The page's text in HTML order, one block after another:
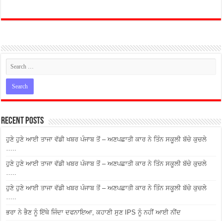
Recent Posts
ਹੁਣੇ ਹੁਣੇ ਆਈ ਤਾਜਾ ਵੱਡੀ ਖਬਰ ਪੰਜਾਬ ਤੋਂ – ਅਣਪਛਾਤੀ ਕਾਰ ਨੇ ਤਿੰਨ ਸਕੂਲੀ ਬੱਚੇ ਕੁਚਲੇ
ਹੁਣੇ ਹੁਣੇ ਆਈ ਤਾਜਾ ਵੱਡੀ ਖਬਰ ਪੰਜਾਬ ਤੋਂ – ਅਣਪਛਾਤੀ ਕਾਰ ਨੇ ਤਿੰਨ ਸਕੂਲੀ ਬੱਚੇ ਕੁਚਲੇ
ਹੁਣੇ ਹੁਣੇ ਆਈ ਤਾਜਾ ਵੱਡੀ ਖਬਰ ਪੰਜਾਬ ਤੋਂ – ਅਣਪਛਾਤੀ ਕਾਰ ਨੇ ਤਿੰਨ ਸਕੂਲੀ ਬੱਚੇ ਕੁਚਲੇ
ਭਰਾ ਨੇ ਭੈਣ ਨੂੰ ਇੱਥੇ ਜਿੰਦਾ ਦਫਨਾਇਆ, ਕਹਾਣੀ ਸੁਣ IPS ਨੂੰ ਨਹੀਂ ਆਈ ਨੀਂਦ